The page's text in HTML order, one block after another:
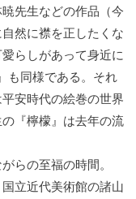
先生などの作品（今
然に襟を正したくな
らしがあって身近に
も同様である。それ
安時代の絵巻の世界
『檸檬』は去年の流
らの至福の時間。
立近代美術館の諸山